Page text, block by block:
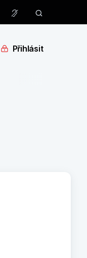
Přihlásit